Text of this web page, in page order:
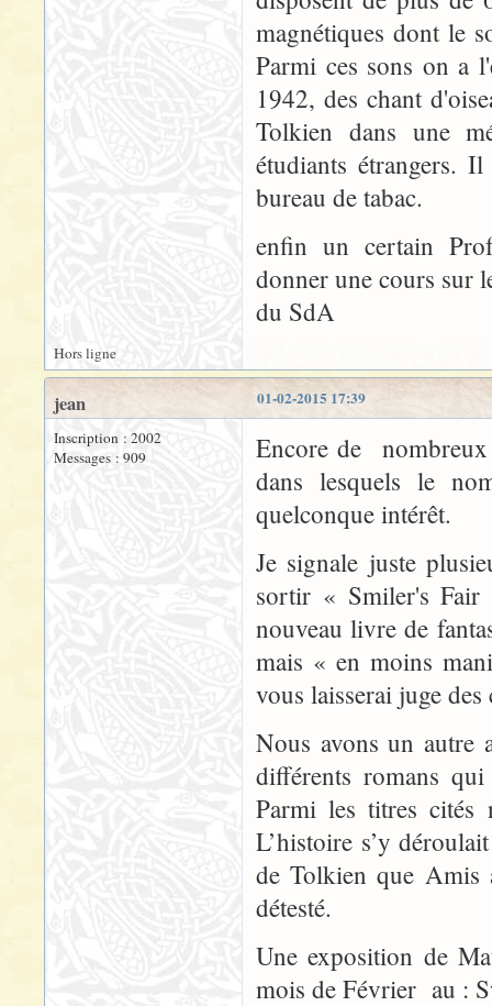
magnétiques dont le
Parmi ces sons on a
1942, des chant
Tolkien dans une
étudiants étrangers.
bureau de tabac.
enfin un certain
donner une cours sur
du SdA
Hors ligne
01-02-2015 17:39
jean
Inscription : 2002
Messages : 909
Encore de nombreux
dans lesquels le
quelconque intérêt.
Je signale juste
sortir « Smiler's Fair
nouveau livre de
mais « en moins
vous laisserai juge
Nous avons un
différents romans
Parmi les titres
L’histoire s’y
de Tolkien que Amis
détesté.
Une exposition de
mois de Février au :